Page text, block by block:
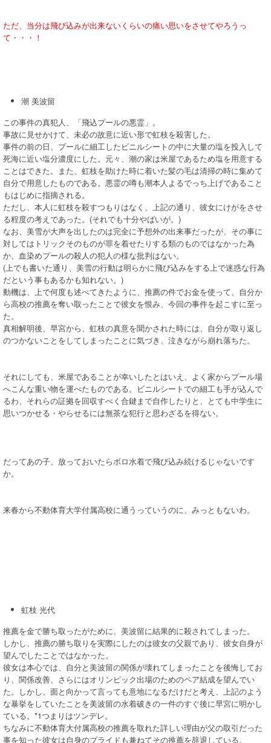
ただ、当分は飛び込みが出来ないくらいの痛い思いをさせてやろうっ
て・・・！
潮 美波留
この事件の真犯人、「飛込プールの悪霊」。
事故に見せかけて、未必の故意に近い形で虹枝を殺害した。
事件の前の日、プールに細工したビニルシートの中に大量の塩を投入して
死海に近い塩分濃度にした。元々、潮の家は米屋であるため塩を用意する
ことはできた。また、虹枝を助けた時に着いた髪の毛は清掃の時に集めて
自分で用意したものである。悪霊の噂も潮本人よるでっち上げであること
もはじめに指摘される。
ただし、本人に虹枝を殺すつもりはなく、上記の通り、彼女にけがをさせ
る程度の考えであった。(それでも十分やばいが。)
なお、美雪が大声を出したのは完全に予想外の出来事だったが、その事に
対してはトリックそのものが罪を着せたりする類のものではなかった為
か、血染めプールの殺人の犯人の様な批判はない。
(上でも書いた通り、美雪の行動は明らかに飛び込みをする上で迷惑な行為
だという事もあるかも知れない。)
動機は、上で何度も述べてきたように、推薦の件でお金を使って、自分か
ら高校の推薦を奪い取ったことで彼女を恨み、今回の事件を起こすに至っ
た。
真相解明後、早宮から、虹枝の真意を聞かされた時には、自分が取り返し
のつかないことをしてしまったことに気づき、泣きながら崩れ落ちた。
それにしても、米屋であることが幸いしたとはいえ、よく家からプール場
へこんな重い物を運べたものである。ビニルシートでの細工も手が込んで
るわ、それらの証拠を回収すべく合鍵まで自作したりと、とても中学生に
思いつかせる・やらせるには無茶な犯行と思わざるを得ない。
だってあの子、放っておいたらボロ水着で飛び込み続けるじゃないです
か。
来春から不動体育大学付属高校に通うっていうのに、みっともないわ。
虹枝 光代
推薦を金で勝ち取ったがために、美波留に結果的に殺されてしまった。
しかし、推薦の勝ち取りを実際にしたのは彼女の父親であり、彼女自身が
望んでしたことではなかった。
彼女は本心では、自分と美波留の関係が壊れてしまったことを後悔してお
り、関係改善、さらにはオリンピック出場のためのペア結成を望んでい
た。しかし、面と向かって言っても意地になるだけだと考え、上記のよう
な暴挙をしていたことを美波留の水着破きの一件のすぐ後に早宮に明かし
ている。*1つまりはツンデレ。
ちなみに不動体育大付属高校の推薦を取れた詳しい理由が父の取引だった
事を知った彼女は自身のプライドも兼ねてその推薦を辞退している。